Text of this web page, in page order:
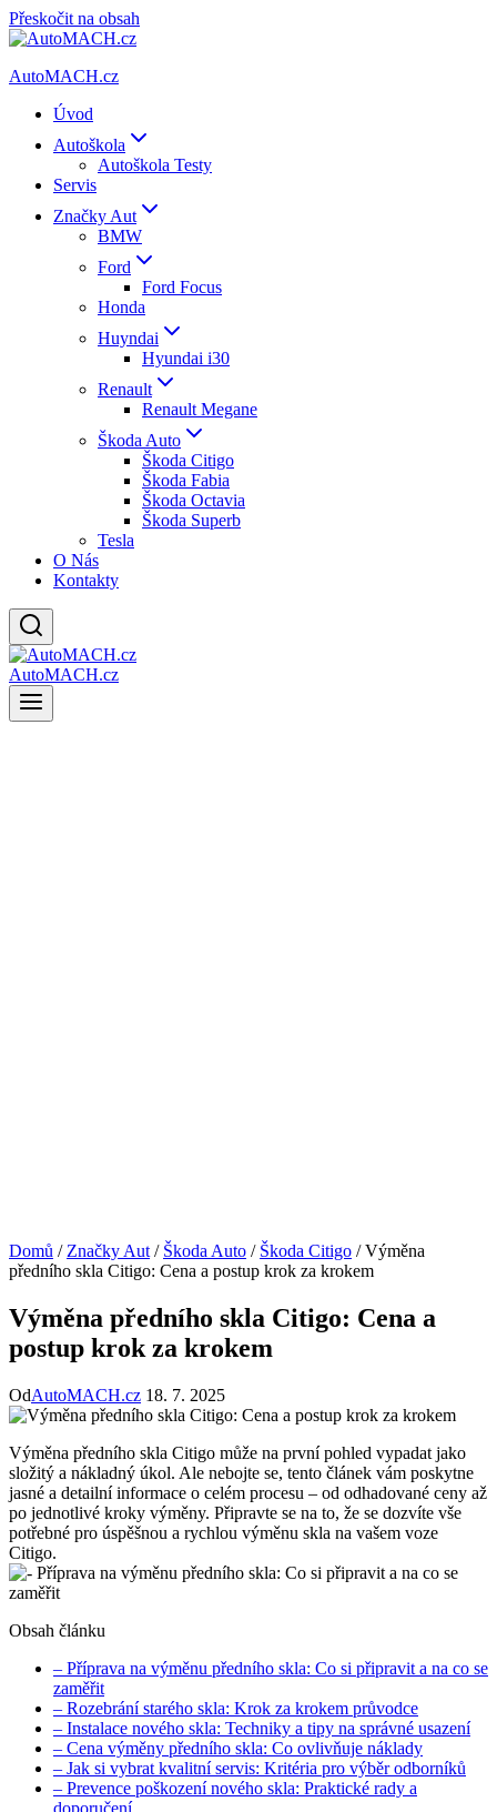
Přeskočit na obsah
AutoMACH.cz
Úvod
Autoškola
Autoškola Testy
Servis
Značky Aut
BMW
Ford
Ford Focus
Honda
Huyndai
Hyundai i30
Renault
Renault Megane
Škoda Auto
Škoda Citigo
Škoda Fabia
Škoda Octavia
Škoda Superb
Tesla
O Nás
Kontakty
AutoMACH.cz
Domů / Značky Aut / Škoda Auto / Škoda Citigo / Výměna
předního skla Citigo: Cena a postup krok za krokem
Výměna předního skla Citigo: Cena a
postup krok za krokem
OdAutoMACH.cz 18. 7. 2025
Výměna předního skla Citigo může na první pohled vypadat jako
složitý a nákladný úkol. Ale nebojte se, tento článek vám poskytne
jasné a detailní informace o celém procesu – od odhadované ceny až
po jednotlivé kroky výměny. Připravte se na to, že se dozvíte vše
potřebné pro úspěšnou a rychlou výměnu skla na vašem voze
Citigo.
Obsah článku
– Příprava na výměnu předního skla: Co si připravit a na co se
zaměřit
– Rozebrání starého skla: Krok za krokem průvodce
– Instalace nového skla: Techniky a tipy na správné usazení
– Cena výměny předního skla: Co ovlivňuje náklady
– Jak si vybrat kvalitní servis: Kritéria pro výběr odborníků
– Prevence poškození nového skla: Praktické rady a
doporučení